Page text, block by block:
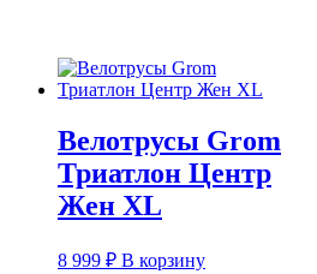
Велотрусы Grom
Триатлон Центр
Жен XL
8 999 ₽ В корзину